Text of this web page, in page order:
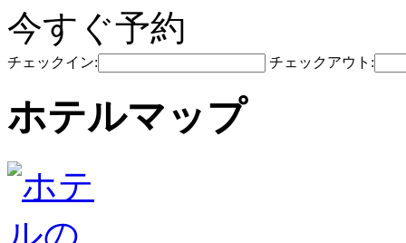
今すぐ予約
チェックイン: チェックアウト:
ホテルマップ